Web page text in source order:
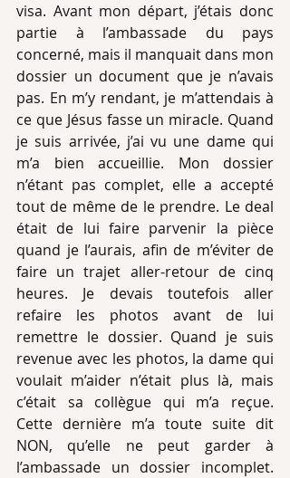
visa. Avant mon départ, j’étais donc
partie à l’ambassade du pays
concerné, mais il manquait dans mon
dossier un document que je n’avais
pas. En m’y rendant, je m’attendais à
ce que Jésus fasse un miracle. Quand
je suis arrivée, j’ai vu une dame qui
m’a bien accueillie. Mon dossier
n’étant pas complet, elle a accepté
tout de même de le prendre. Le deal
était de lui faire parvenir la pièce
quand je l’aurais, afin de m’éviter de
faire un trajet aller-retour de cinq
heures. Je devais toutefois aller
refaire les photos avant de lui
remettre le dossier. Quand je suis
revenue avec les photos, la dame qui
voulait m’aider n’était plus là, mais
c’était sa collègue qui m’a reçue.
Cette dernière m’a toute suite dit
NON, qu’elle ne peut garder à
l’ambassade un dossier incomplet.